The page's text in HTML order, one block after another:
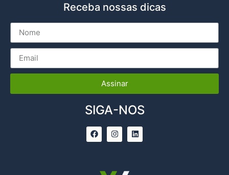
Receba nossas dicas
Assinar
SIGA-NOS